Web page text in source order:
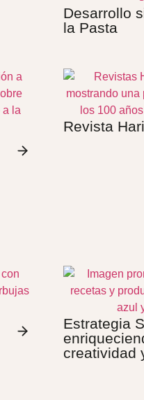
Desarrollo
la Pasta
Revista
Estrategia
creatividad